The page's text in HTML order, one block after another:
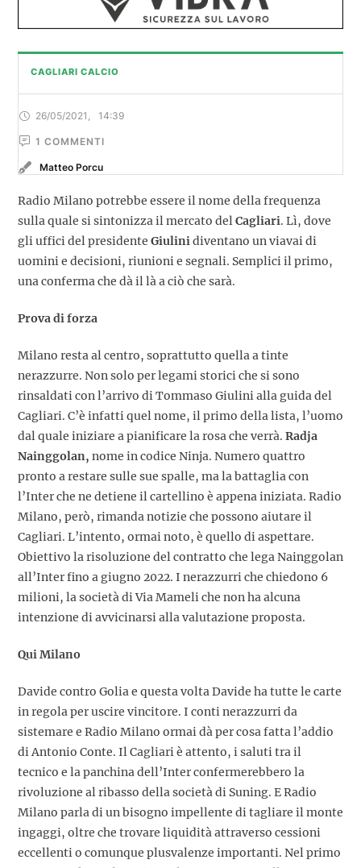
CAGLIARI CALCIO
26/05/2021 14:39
1 COMMENTI
Matteo Porcu
Radio Milano potrebbe essere il nome della frequenza
sulla quale si sintonizza il mercato delCagliari. Lì, dove
gli uffici del presidente Giulinidiventano un viavai di
uomini e decisioni, riunioni e segnali. Semplici il primo,
una conferma che dà il là a ciò che sarà.
Prova di forza
Milano resta al centro, soprattutto quella a tinte
nerazzurre. Non solo per legami storici che si sono
rinsaldati con l’arrivo di Tommaso Giulini alla guida del
Cagliari. C’è infatti quel nome, il primo della lista, l’uomo
dal quale iniziare a pianificare la rosa che verrà. Radja
Nainggolan, nome in codice Ninja. Numero quattro
pronto a restare sulle sue spalle, ma la battaglia con
l’Inter che ne detiene il cartellino è appena iniziata. Radio
Milano, però, rimanda notizie che possono aiutare il
Cagliari. L’intento, ormai noto, è quello di aspettare.
Obiettivo la risoluzione del contratto che lega Nainggolan
all’Inter fino a giugno 2022. I nerazzurri che chiedono 6
milioni, la società di Via Mameli che non ha alcuna
intenzione di avvicinarsi alla valutazione proposta.
Qui Milano
Davide contro Golia e questa volta Davide ha tutte le carte
in regola per uscire vincitore. I conti nerazzurri da
sistemare e Radio Milano ormai dà per cosa fatta l’addio
di Antonio Conte. Il Cagliari è attento, i saluti tra il
tecnico e la panchina dell’Inter confermerebbero la
rivoluzione al ribasso della società di Suning. E Radio
Milano parla di un bisogno impellente di tagliare il monte
ingaggi, oltre che trovare liquidità attraverso cessioni
eccellenti o comunque plusvalenze importanti. Nel primo